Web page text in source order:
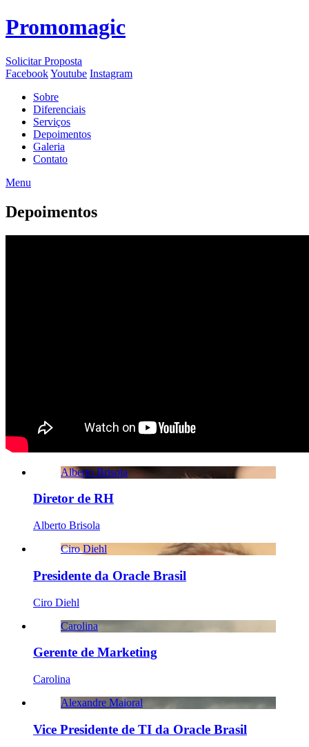
Promomagic
Solicitar Proposta
FacebookYoutube Instagram
Sobre
Diferenciais
Serviços
Depoimentos
Galeria
Contato
Menu
Depoimentos
Alberto Brisola
Diretor de RH
Alberto Brisola
Ciro Diehl
Presidente da Oracle Brasil
Ciro Diehl
Carolina
Gerente de Marketing
Carolina
Alexandre Maioral
Vice Presidente de TI da Oracle Brasil